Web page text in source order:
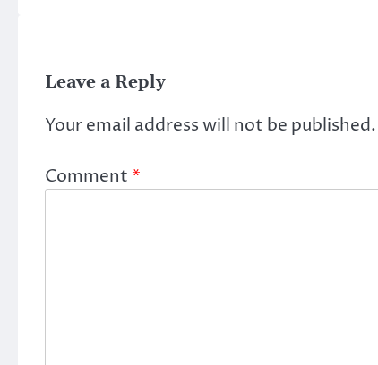
Leave a Reply
Your email address will not be published.
Comment *